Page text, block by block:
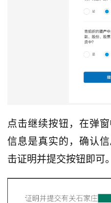
点击继续按钮，在弹
信息是真实的，确认
击证明并提交按钮即可。